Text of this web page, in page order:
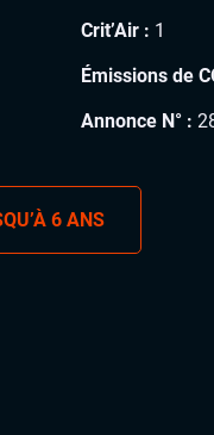
Crit’Air : 1
Émissions de
Annonce N° :
6 ANS